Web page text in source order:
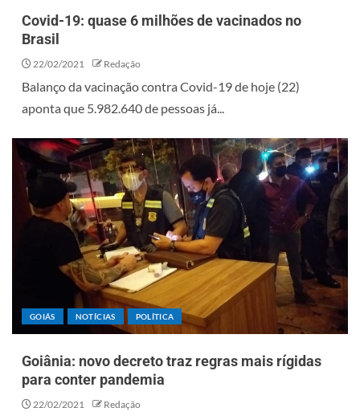
Covid-19: quase 6 milhões de vacinados no
Brasil
22/02/2021 Redação
Balanço da vacinação contra Covid-19 de hoje (22)
aponta que 5.982.640 de pessoas já...
GOIÁS NOTÍCIAS POLÍTICA
Goiânia: novo decreto traz regras mais rígidas
para conter pandemia
22/02/2021 Redação